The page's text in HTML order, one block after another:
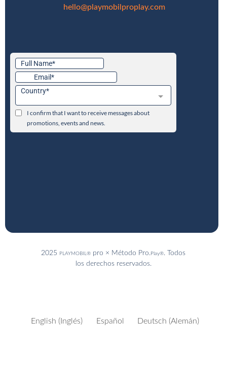
hello@playmobilproplay.com
2025 PLAYMOBIL® pro × Método Pro.Play®. Todos
los derechos reservados.
English ( Inglés) Español Deutsch (Alemán)